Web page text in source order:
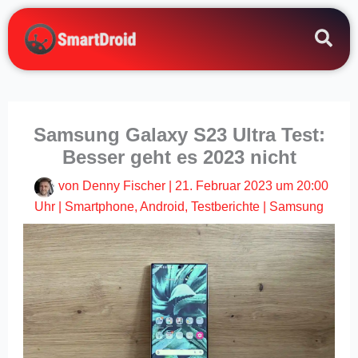
Zum
Inhalt
springen
Samsung Galaxy S23 Ultra Test:
Besser geht es 2023 nicht
von Denny Fischer
21. Februar 2023 um 20:00
Uhr
Smartphone, Android, Testberichte Samsung